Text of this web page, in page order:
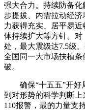
强大合力。持续防备
步提拔、内需拉动经
力获得充实、居平易
体持续扩大等方针。
处，最大震级达7.5级
全国同一大市场扶植
破。
确保“十五五”开好
到对形势的科学判断
110报警，最的力量支